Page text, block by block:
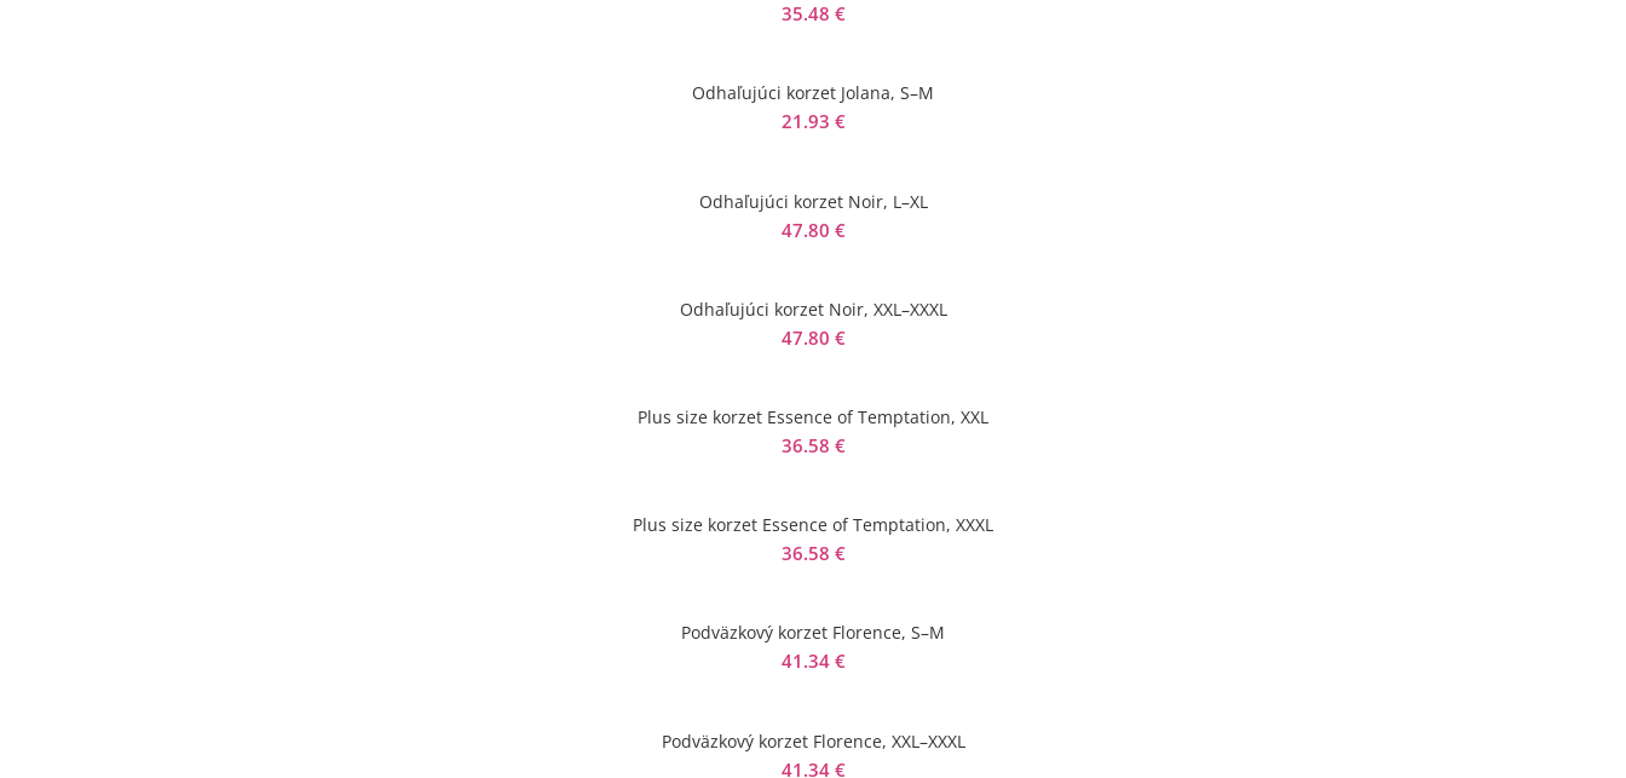
35.48 €
Odhaľujúci korzet Jolana, S–M
21.93 €
Odhaľujúci korzet Noir, L–XL
47.80 €
Odhaľujúci korzet Noir, XXL–XXXL
47.80 €
Plus size korzet Essence of Temptation, XXL
36.58 €
Plus size korzet Essence of Temptation, XXXL
36.58 €
Podväzkový korzet Florence, S–M
41.34 €
Podväzkový korzet Florence, XXL–XXXL
41.34 €